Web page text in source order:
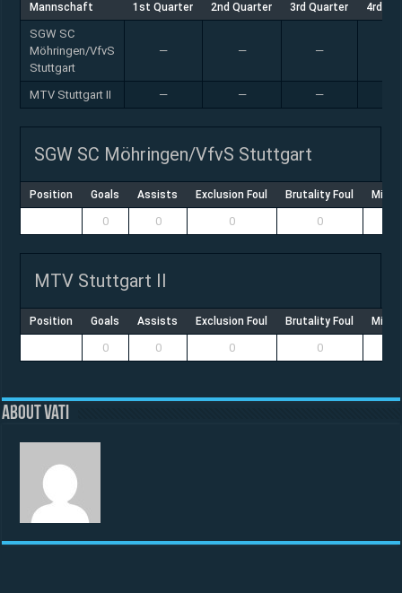
Mannschaft 1st Quarter 2nd Quarter 3rd Quarter 4rd
SGW SC
Möhringen/VfvS
Stuttgart
— — —
MTV Stuttgart II — — —
SGW SC Möhringen/VfvS Stuttgart
Position Goals Assists Exclusion Foul Brutality Foul
0 0 0 0
MTV Stuttgart II
Position Goals Assists Exclusion Foul Brutality Foul
0 0 0 0
About vati